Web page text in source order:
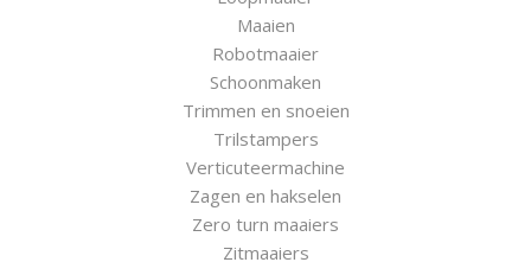
Maaien
Robotmaaier
Schoonmaken
Trimmen en snoeien
Trilstampers
Verticuteermachine
Zagen en hakselen
Zero turn maaiers
Zitmaaiers